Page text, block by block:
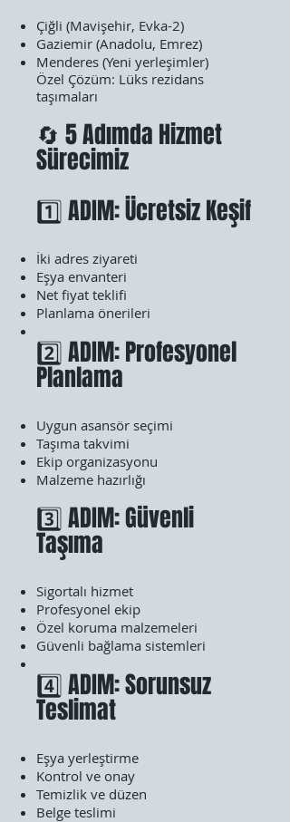
Çiğli (Mavişehir, Evka-2)
Gaziemir (Anadolu, Emrez)
Menderes (Yeni yerleşimler)
Özel Çözüm: Lüks rezidans
taşımaları
🔄 5 Adımda Hizmet
Sürecimiz
1️⃣ ADIM: Ücretsiz Keşif
İki adres ziyareti
Eşya envanteri
Net fiyat teklifi
Planlama önerileri
2️⃣ ADIM: Profesyonel
Planlama
Uygun asansör seçimi
Taşıma takvimi
Ekip organizasyonu
Malzeme hazırlığı
3️⃣ ADIM: Güvenli
Taşıma
Sigortalı hizmet
Profesyonel ekip
Özel koruma malzemeleri
Güvenli bağlama sistemleri
4️⃣ ADIM: Sorunsuz
Teslimat
Eşya yerleştirme
Kontrol ve onay
Temizlik ve düzen
Belge teslimi